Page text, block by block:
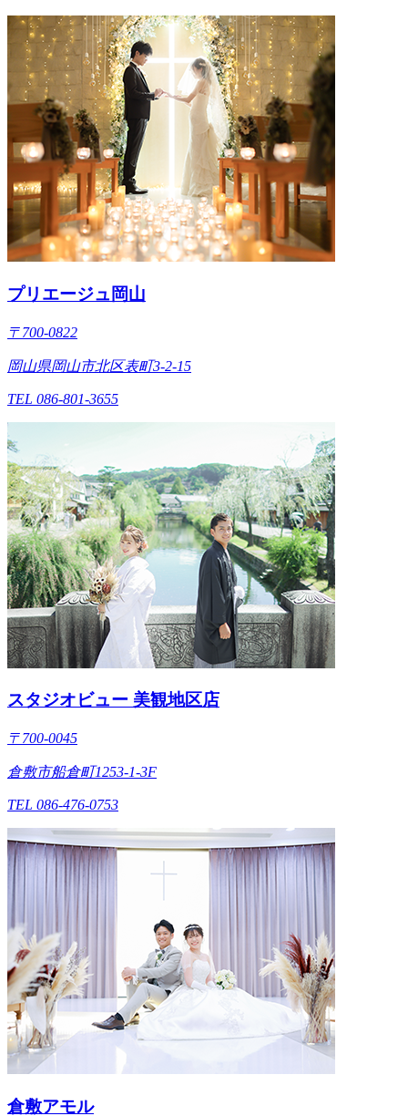
プリエージュ岡山
〒700-0822
岡山県岡山市北区表町3-2-15
TEL 086-801-3655
スタジオビュー 美観地区店
〒700-0045
倉敷市船倉町1253-1-3F
TEL 086-476-0753
倉敷アモル